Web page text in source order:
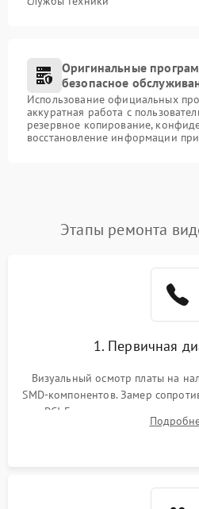
Оригинальные
безопасное
Использование официальных
аккуратная работа с
резервное копирование,
восстановление информации
Этапы ремонта
1. Первичная
Визуальный осмотр платы на
SMD-компонентов. Замер
PCI-E и дополнительных
короткое замыкание основных